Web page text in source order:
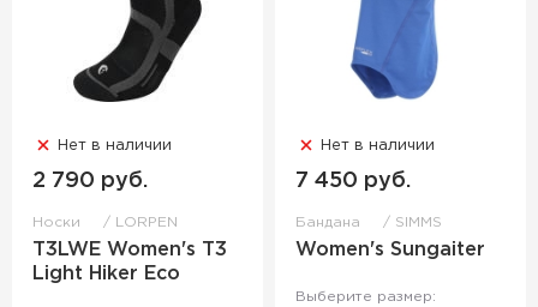
Нет в наличии
2 790 руб.
Носки LORPEN
T3LWE Women's T3
Light Hiker Eco
Нет в наличии
7 450 руб.
Бандана SIMMS
Women's Sungaiter
Выберите размер: